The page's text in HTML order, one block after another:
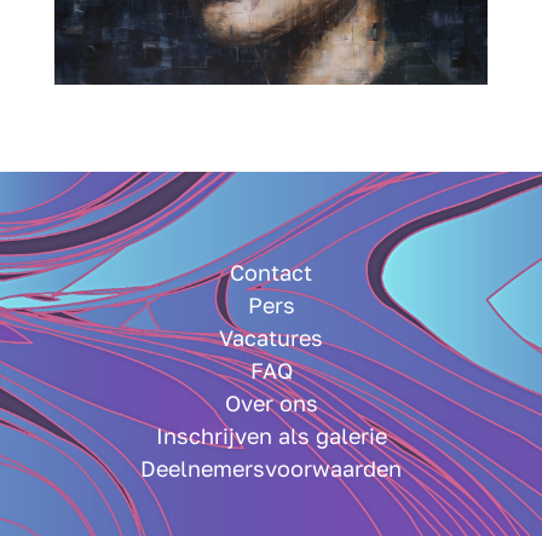
Contact
Pers
Vacatures
FAQ
Over ons
Inschrijven als galerie
Deelnemersvoorwaarden